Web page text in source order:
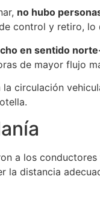
no hubo
control y retiro,
en sentido
de mayor flujo
circulación
a los
la distancia